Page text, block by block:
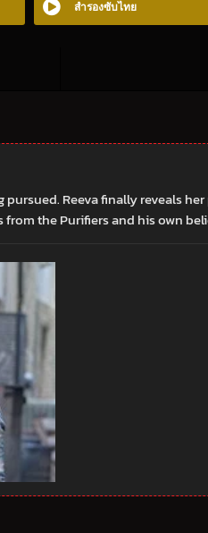
สำรองซับไทย
Reeva finally reveals
the Purifiers and his own